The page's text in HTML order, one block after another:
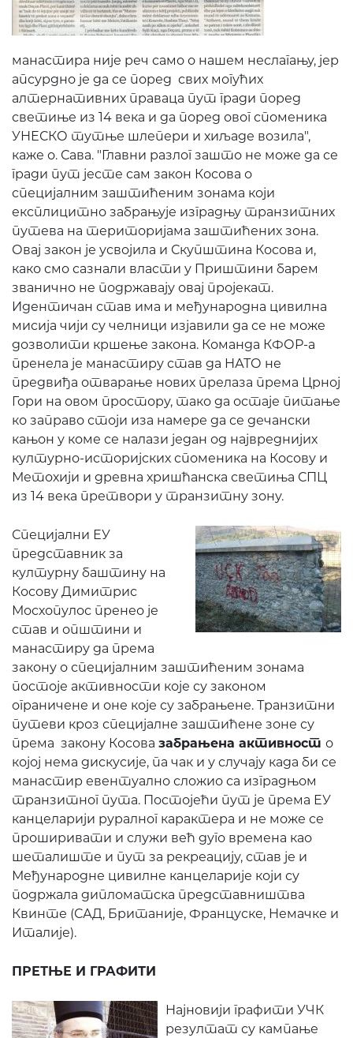
манастира није реч само о нашем неслагању, јер
апсурдно је да се поред свих могућих
алтернативних праваца пут гради поред
светиње из 14 века и да поред овог споменика
УНЕСКО тутње шлепери и хиљаде возила",
каже о. Сава. "Главни разлог зашто не може да се
гради пут јесте сам закон Косова о
специјалним заштићеним зонама који
експлицитно забрањује изградњу транзитних
путева на територијама заштићених зона.
Овај закон је усвојила и Скупштина Косова и,
како смо сазнали власти у Приштини барем
званично не подржавају овај пројекат.
Идентичан став има и међународна цивилна
мисија чији су челници изјавили да се не може
дозволити кршење закона. Команда КФОР-а
пренела је манастиру став да НАТО не
предвиђа отварање нових прелаза према Црној
Гори на овом простору, тако да остаје питање
ко заправо стоји иза намере да се дечански
кањон у коме се налази један од највреднијих
културно-историјских споменика на Косову и
Метохији и древна хришћанска светиња СПЦ
из 14 века претвори у транзитну зону.
Специјални ЕУ
представник за
културну баштину на
Косову Димитрис
Мосхопулос пренео је
став и општини и
манастиру да према
закону о специјалним заштићеним зонама
постоје активности које су законом
ограничене и оне које су забрањене. Транзитни
путеви кроз специјалне заштићене зоне су
према закону Косова забрањена активност о
којој нема дискусије, па чак и у случају када би се
манастир евентуално сложио са изградњом
транзитног пута. Постојећи пут је према ЕУ
канцеларији руралног карактера и не може се
проширивати и служи већ дуго времена као
шеталиште и пут за рекреацију, став је и
Међународне цивилне канцеларије који су
подржала дипломатска представништва
Квинте (САД, Британије, Француске, Немачке и
Италије).
ПРЕТЊЕ И ГРАФИТИ
Најновији графити УЧК
резултат су кампање